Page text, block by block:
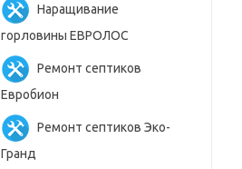
Наращивание
горловины ЕВРОЛОС
Ремонт септиков
Евробион
Ремонт септиков Эко-
Гранд